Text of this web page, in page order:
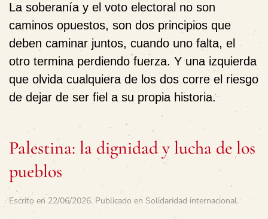
La soberanía y el voto electoral no son
caminos opuestos, son dos principios que
deben caminar juntos, cuando uno falta, el
otro termina perdiendo fuerza. Y una izquierda
que olvida cualquiera de los dos corre el riesgo
de dejar de ser fiel a su propia historia.
Palestina: la dignidad y lucha de los
pueblos
Escrito en 22/06/2026. Publicado en Solidaridad internacional.